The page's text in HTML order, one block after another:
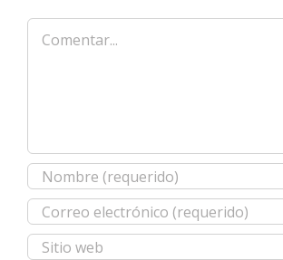
Comentar